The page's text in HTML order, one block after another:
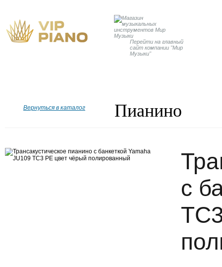
Перейти на главный
сайт компании "Мир
Музыки"
Вернуться в каталог Пианино
с